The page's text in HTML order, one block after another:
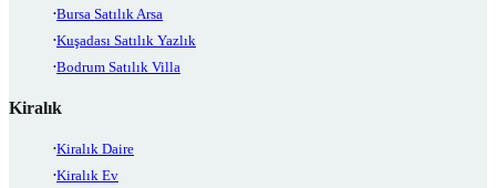
Bursa Satılık Arsa
Kuşadası Satılık Yazlık
Bodrum Satılık Villa
Kiralık
Kiralık Daire
Kiralık Ev